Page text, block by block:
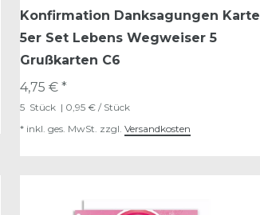
Konfirmation Danksagungen Karte
5er Set Lebens Wegweiser 5
Grußkarten C6
4,75 € *
5 Stück | 0,95 € / Stück
* inkl. ges. MwSt. zzgl. Versandkosten